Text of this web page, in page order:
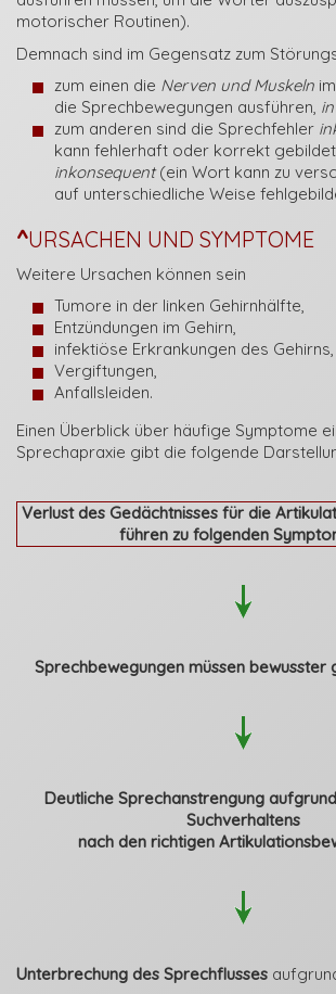
motorischer Routinen).
Demnach sind im Gegensatz zum
zum einen die Nerven und Muskeln
die Sprechbewegungen ausführen,
zum anderen sind die Sprechfehler
kann fehlerhaft oder korrekt
inkonsequent(ein Wort kann zu
auf unterschiedliche Weise
^URSACHEN UND SYMPTOME
Weitere Ursachen können sein
Tumore in der linken Gehirnhälfte,
Entzündungen im Gehirn,
infektiöse Erkrankungen des Gehirns,
Vergiftungen,
Anfallsleiden.
Einen Überblick über häufige Symptome
Sprechapraxie gibt die folgende
Verlust des Gedächtnisses für die
führen zu folgenden
Sprechbewegungen müssen bewusster
Deutliche Sprechanstrengung
Suchverhaltens
nach den richtigen
Unterbrechung des Sprechflusses